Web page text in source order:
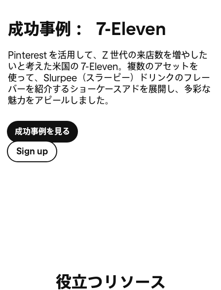
成功事例： 7-Eleven
Pinterest を活用して、Z 世代の来店数を増やした
いと考えた米国の 7-Eleven。複数のアセットを
使って、Slurpee（スラーピー）ドリンクのフレー
バーを紹介するショーケースアドを展開し、多彩な
魅力をアピールしました。
成功事例を見る
Sign up
役立つリソース